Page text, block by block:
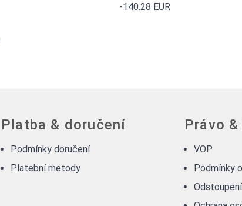
-140.28 EUR
Platba & doručení
Podmínky doručení
Platební metody
Právo
VOP
Podmínky